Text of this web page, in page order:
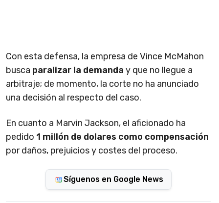
Con esta defensa, la empresa de Vince McMahon
busca paralizar la demanda y que no llegue a
arbitraje; de momento, la corte no ha anunciado
una decisión al respecto del caso.
En cuanto a Marvin Jackson, el aficionado ha
pedido 1 millón de dolares como compensación
por daños, prejuicios y costes del proceso.
Síguenos en Google News